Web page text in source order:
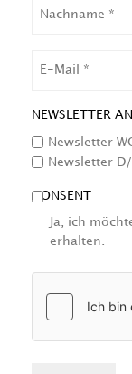
NEWSLETTER
Newsletter
Newsletter
CONSENT
Ja, ich
erhalten.